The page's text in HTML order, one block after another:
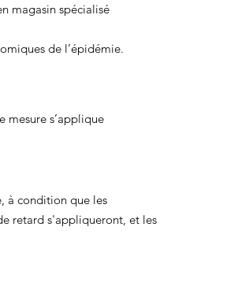
magasin spécialisé
de l’épidémie.
mesure s’applique
à condition que les
retard s'appliqueront, et les